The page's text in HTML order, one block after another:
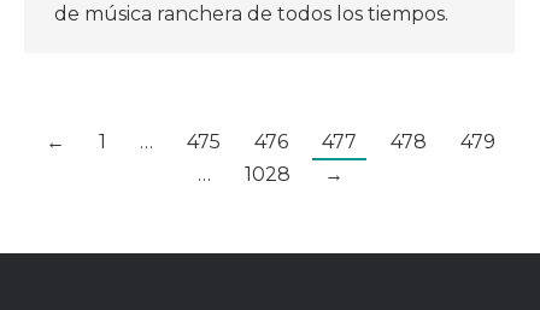
de música ranchera de todos los tiempos.
← 1 … 475 476 477 478
479
…
1028 →